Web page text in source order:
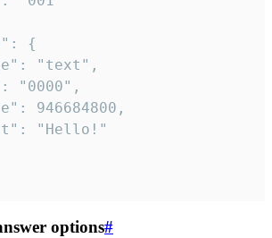
options#